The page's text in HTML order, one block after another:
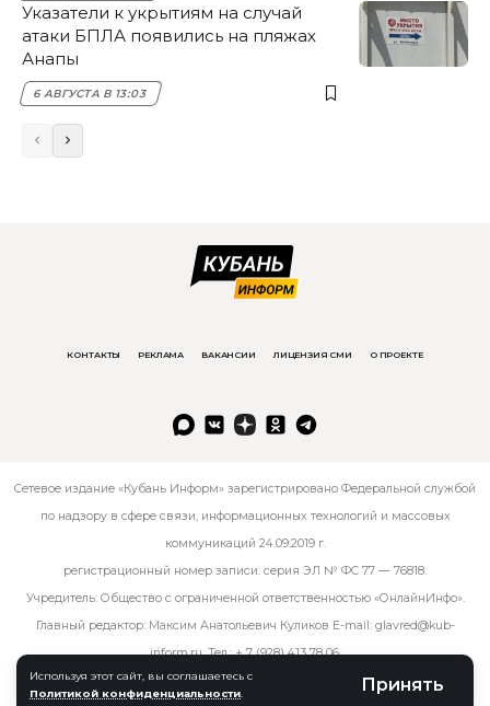
Используя этот сайт, вы соглашаетесь с
Политикой конфиденциальности
Принять
Указатели к укрытиям на случай
атаки БПЛА появились на пляжах
Анапы
6 АВГУСТА В 13:03
КОНТАКТЫ РЕКЛАМА ВАКАНСИИ ЛИЦЕНЗИЯ СМИ О ПРОЕКТЕ
Сетевое издание «Кубань Информ» зарегистрировано Федеральной службой
по надзору в сфере связи, информационных технологий и массовых
коммуникаций 24.09.2019 г.
регистрационный номер записи: серия ЭЛ № ФС 77 — 76818.
Учредитель: Общество с ограниченной ответственностью «ОнлайнИнфо».
Главный редактор: Максим Анатольевич Куликов E-mail: glavred@kub-
inform.ru. Тел.:+ 7 (928) 413 78 06.
© kub-inform 2026